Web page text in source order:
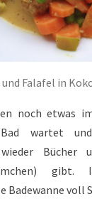
Falafel in
noch etwas
Bad wartet
wieder Bücher
Badewanne voll